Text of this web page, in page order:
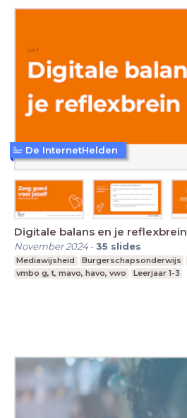
Digitale balans en je reflexbrein
November 2024-35 slides
Mediawijsheid Burgerschapsonderwijs
vmbo g, t, mavo, havo, vwo
Leerjaar 1-3
De InternetHelden